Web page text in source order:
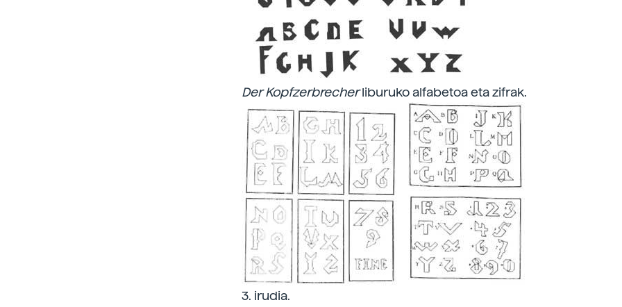
Der Kopfzerbrecherliburuko alfabetoa eta zifrak.
3. irudia.